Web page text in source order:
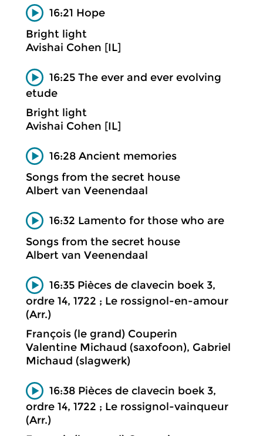
16:21 Hope
Bright light
Avishai Cohen [IL]
16:25 The ever and ever evolving
etude
Bright light
Avishai Cohen [IL]
16:28 Ancient memories
Songs from the secret house
Albert van Veenendaal
16:32 Lamento for those who are
Songs from the secret house
Albert van Veenendaal
16:35 Pièces de clavecin boek 3,
ordre 14, 1722 ; Le rossignol-en-amour
(Arr.)
François (le grand) Couperin
Valentine Michaud (saxofoon), Gabriel
Michaud (slagwerk)
16:38 Pièces de clavecin boek 3,
ordre 14, 1722 ; Le rossignol-vainqueur
(Arr.)